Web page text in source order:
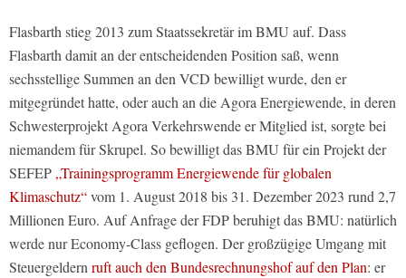
Flasbarth stieg 2013 zum Staatssekretär im BMU auf. Dass
Flasbarth damit an der entscheidenden Position saß, wenn
sechsstellige Summen an den VCD bewilligt wurde, den er
mitgegründet hatte, oder auch an die Agora Energiewende, in deren
Schwesterprojekt Agora Verkehrswende er Mitglied ist, sorgte bei
niemandem für Skrupel. So bewilligt das BMU für ein Projekt der
SEFEP„Trainingsprogramm Energiewende für globalen
Klimaschutz“vom 1. August 2018 bis 31. Dezember 2023 rund 2,7
Millionen Euro. Auf Anfrage der FDP beruhigt das BMU: natürlich
werde nur Economy-Class geflogen. Der großzügige Umgang mit
Steuergeldernruft auch den Bundesrechnungshof auf den Plan: er